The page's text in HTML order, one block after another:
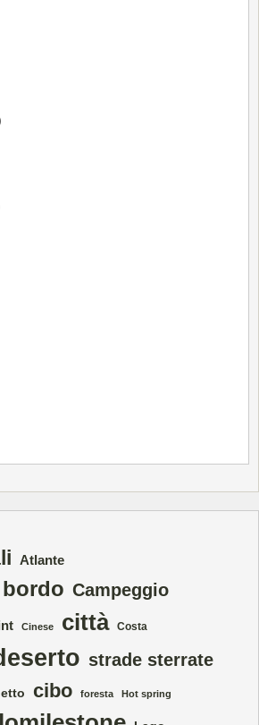
Atlante
Campeggio
Cinese città Costa
strade sterrate
cibo foresta Hot spring